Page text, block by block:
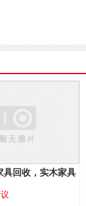
具回收，实木家具